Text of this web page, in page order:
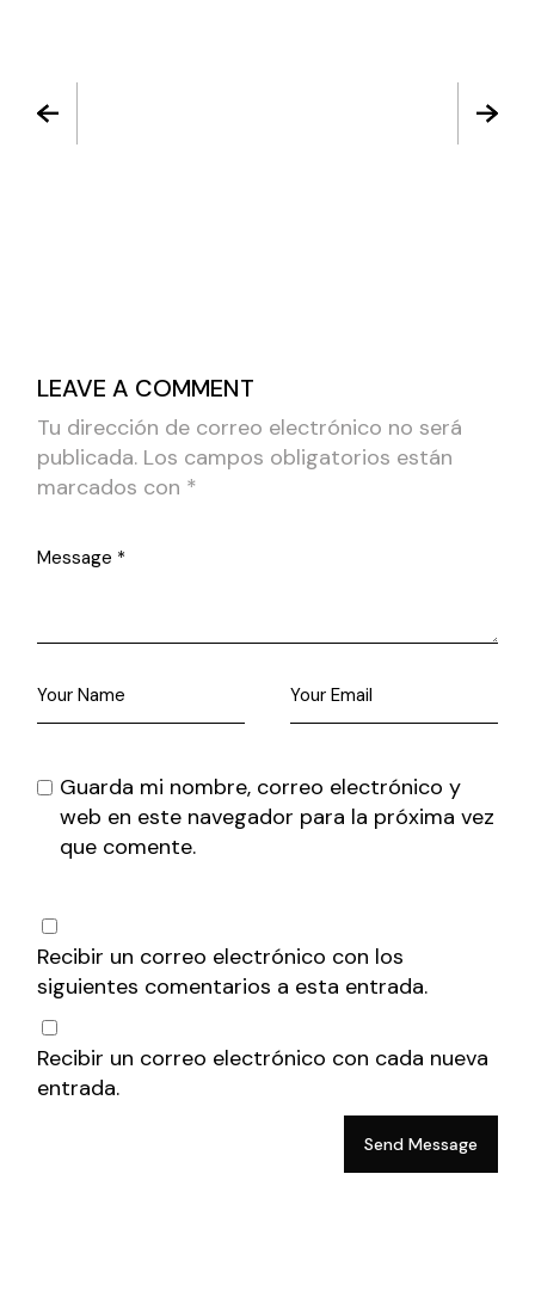
LEAVE A COMMENT
Tu dirección de correo electrónico no será
publicada. Los campos obligatorios están
marcados con *
Guarda mi nombre, correo electrónico y
web en este navegador para la próxima vez
que comente.
Recibir un correo electrónico con los
siguientes comentarios a esta entrada.
Recibir un correo electrónico con cada nueva
entrada.
Send Message